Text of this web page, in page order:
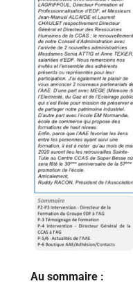
Au sommaire :